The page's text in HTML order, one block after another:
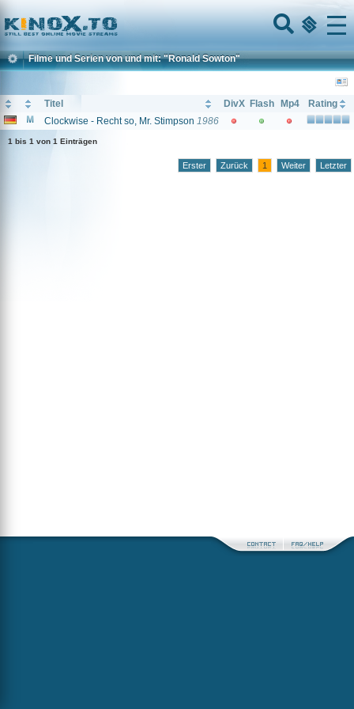
Home
Menu
Filme und Serien von und mit: "Ronald Sowton"
Titel DivX Flash Mp4
Rating
Clockwise - Recht so, Mr. Stimpson 1986
1 bis 1 von 1 Einträgen
Erster Zurück 1 Weiter Letzter